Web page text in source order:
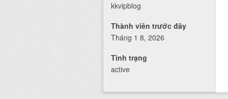
kkvipblog
Thành viên trước đây
Tháng 1 8, 2026
Tình trạng
active